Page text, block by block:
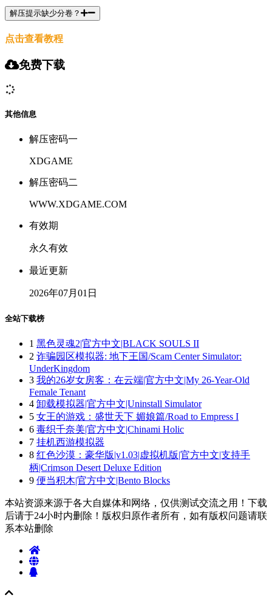
解压提示缺少分卷？
点击查看教程
免费下载
其他信息
解压密码一
XDGAME
解压密码二
WWW.XDGAME.COM
有效期
永久有效
最近更新
2026年07月01日
全站下载榜
1 黑色灵魂2|官方中文|BLACK SOULS II
2 诈骗园区模拟器: 地下王国/Scam Center Simulator:
UnderKingdom
3 我的26岁女房客：在云端|官方中文|My 26-Year-Old
Female Tenant
4 卸载模拟器|官方中文|Uninstall Simulator
5 女王的游戏：盛世天下 媚娘篇/Road to Empress I
6 毒织千奈美|官方中文|Chinami Holic
7 挂机西游模拟器
8 红色沙漠：豪华版|v1.03|虚拟机版|官方中文|支持手
柄|Crimson Desert Deluxe Edition
9 便当积木|官方中文|Bento Blocks
本站资源来源于各大自媒体和网络，仅供测试交流之用！下载
后请于24小时内删除！版权归原作者所有，如有版权问题请联
系本站删除